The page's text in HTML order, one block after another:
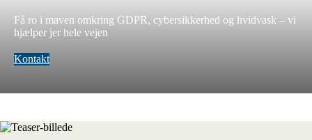
Få ro i maven omkring GDPR, cybersikkerhed og hvidvask – vi
hjælper jer hele vejen
Kontakt